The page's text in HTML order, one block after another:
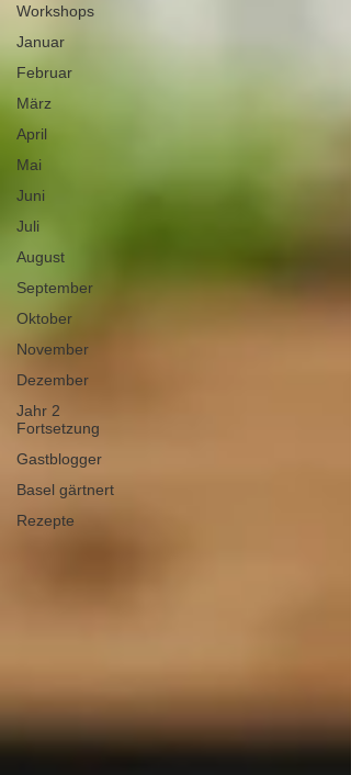
Workshops
Januar
Februar
März
April
Mai
Juni
Juli
August
September
Oktober
November
Dezember
Jahr 2
Fortsetzung
Gastblogger
Basel gärtnert
Rezepte